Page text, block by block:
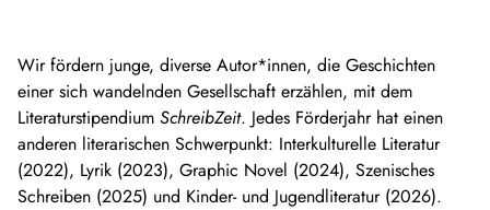
Wir fördern junge, diverse Autor*innen, die Geschichten
einer sich wandelnden Gesellschaft erzählen, mit dem
Literaturstipendium SchreibZeit. Jedes Förderjahr hat einen
anderen literarischen Schwerpunkt: Interkulturelle Literatur
(2022), Lyrik (2023), Graphic Novel (2024), Szenisches
Schreiben (2025) und Kinder- und Jugendliteratur (2026).